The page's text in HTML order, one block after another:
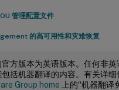
管理配置文件
的高可用性和灾难恢复
方版本为英语版本。任何非
括机器翻译的内容。有关详细
Group home 上的“机器翻译